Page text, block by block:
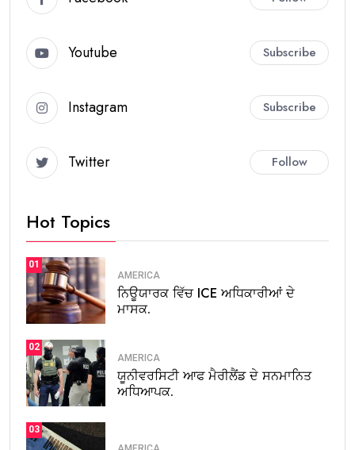
Youtube Subscribe
Instagram Subscribe
Twitter Follow
Hot Topics
01
AMERICA
ਨਿਊਯਾਰਕ ਵਿੱਚ ICE ਅਧਿਕਾਰੀਆਂ ਦੇ
ਮਾਸਕ.
02
AMERICA
ਯੂਨੀਵਰਸਿਟੀ ਆਫ ਮੈਰੀਲੈਂਡ ਦੇ ਸਨਮਾਨਿਤ
ਅਧਿਆਪਕ.
03